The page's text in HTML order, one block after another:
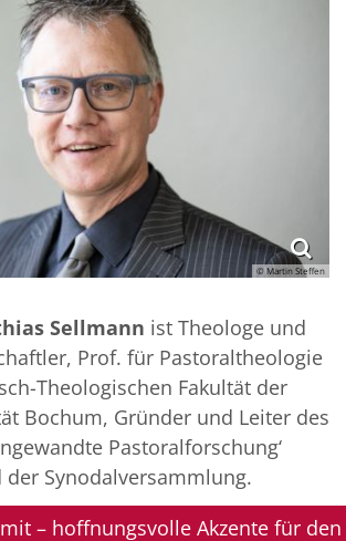
© Martin Steffen
Sellmann ist Theologe und
Prof. für Pastoraltheologie
Theologischen Fakultät der
Bochum, Gründer und Leiter des
Pastoralforschung‘
Synodalversammlung.
mit – hoffnungsvolle Akzente für den